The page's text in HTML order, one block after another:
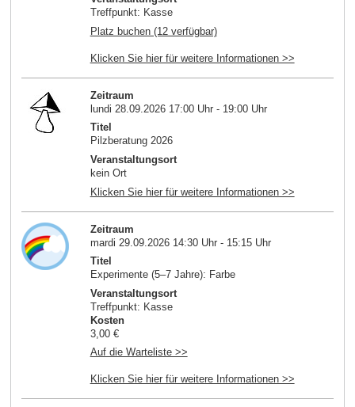
Treffpunkt: Kasse
Platz buchen (12 verfügbar)
Klicken Sie hier für weitere Informationen >>
Zeitraum
lundi 28.09.2026 17:00 Uhr - 19:00 Uhr
Titel
Pilzberatung 2026
Veranstaltungsort
kein Ort
Klicken Sie hier für weitere Informationen >>
Zeitraum
mardi 29.09.2026 14:30 Uhr - 15:15 Uhr
Titel
Experimente (5–7 Jahre): Farbe
Veranstaltungsort
Treffpunkt: Kasse
Kosten
3,00 €
Auf die Warteliste >>
Klicken Sie hier für weitere Informationen >>